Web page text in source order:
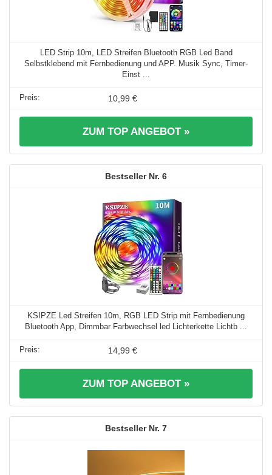
LED Strip 10m, LED Streifen Bluetooth RGB Led Band
Selbstklebend mit Fernbedienung und APP. Musik Sync, Timer-
Einst ...
10,99 €
ZUM TOP ANGEBOT »
6
KSIPZE Led Streifen 10m, RGB LED Strip mit Fernbedienung
Bluetooth App, Dimmbar Farbwechsel led Lichterkette Lichtb ...
14,99 €
ZUM TOP ANGEBOT »
7